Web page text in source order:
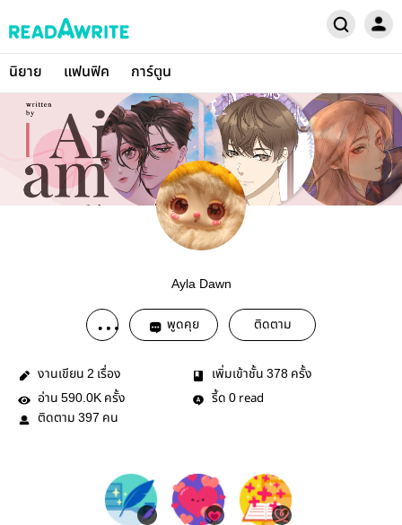
นิยาย แฟนฟิค การ์ตูน
Ayla Dawn
พูดคุย ติดตาม
งานเขียน 2 เรื่อง เพิ่มเข้าชั้น 378 ครั้ง
อ่าน 590.0K ครั้ง รี้ด 0 read
ติดตาม 397 คน